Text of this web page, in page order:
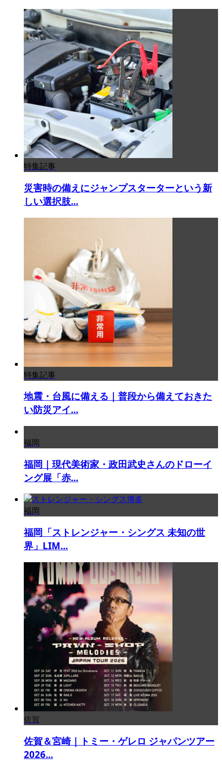
特集記事
災害時の備えにジャンプスターターという新
しい選択肢...
特集記事
地震・台風に備える｜普段から備えておきた
い防災アイ...
福岡
福岡｜現代美術家・政田武史さんのドローイ
ング展「赤...
福岡
福岡「ストレンジャー・シングス 未知の世
界」LIM...
佐賀
佐賀＆宮崎｜トミー・ゲレロ ジャパンツアー
2026...